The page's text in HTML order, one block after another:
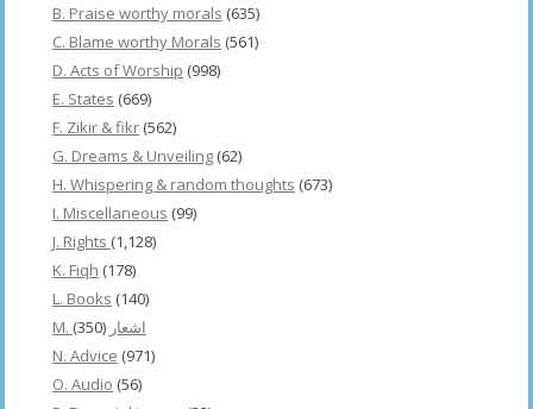
B. Praise worthy morals (635)
C. Blame worthy Morals (561)
D. Acts of Worship (998)
E. States (669)
F. Zikir & fikr (562)
G. Dreams & Unveiling (62)
H. Whispering & random thoughts (673)
I. Miscellaneous (99)
J. Rights (1,128)
K. Fiqh (178)
L. Books (140)
M. اشعار (350)
N. Advice (971)
O. Audio (56)